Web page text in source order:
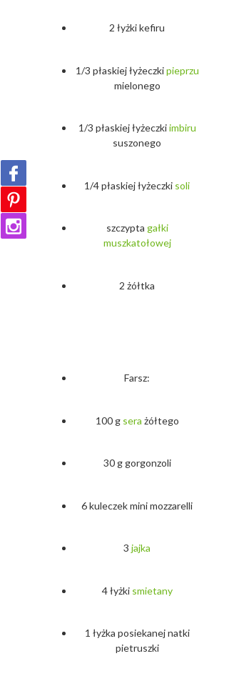
2 łyżki kefiru
1/3 płaskiej łyżeczkipieprzu
mielonego
1/3 płaskiej łyżeczkiimbiru
suszonego
1/4 płaskiej łyżeczki soli
szczypta gałki
muszkatołowej
2 żółtka
Farsz:
100 g sera żółtego
30 g gorgonzoli
6 kuleczek mini mozzarelli
3 jajka
4 łyżki smietany
1 łyżka posiekanej natki
pietruszki